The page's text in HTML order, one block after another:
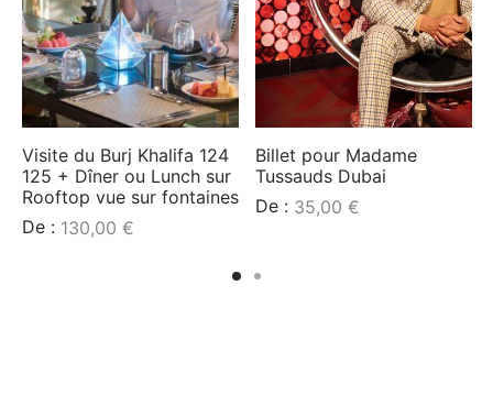
Visite du Burj Khalifa 124
125 + Dîner ou Lunch sur
Rooftop vue sur fontaines
De : 130,00 €
Billet pour Madame
Tussauds Dubai
De : 35,00 €